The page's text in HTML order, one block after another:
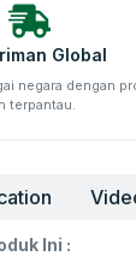
Global
negara dengan
terpantau.
Ini :